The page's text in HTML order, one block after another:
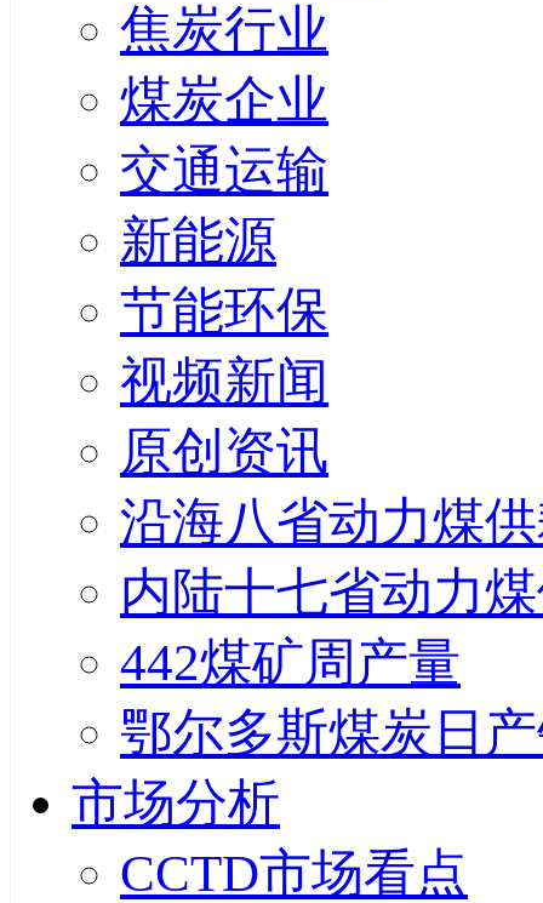
焦炭行业
煤炭企业
交通运输
新能源
节能环保
视频新闻
原创资讯
沿海八省动力煤
内陆十七省动力
442煤矿周产量
鄂尔多斯煤炭日
市场分析
CCTD市场看点